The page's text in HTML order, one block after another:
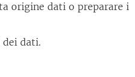
origine dati o preparare i
dei dati.